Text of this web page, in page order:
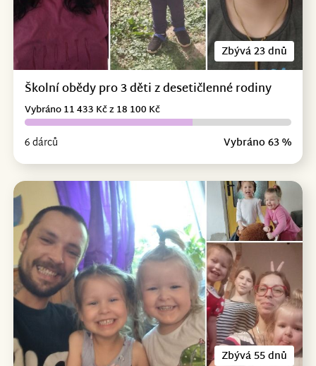
Zbývá 23 dnů
Školní obědy pro 3 děti z desetičlenné rodiny
6 dárců Vybráno 63 %
Vybráno 11 433 Kč z 18 100 Kč
Zbývá 55 dnů